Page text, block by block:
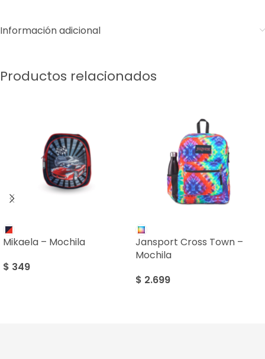
Información adicional
Productos relacionados
Mikaela – Mochila
$ 349
Jansport Cross Town –
Mochila
$ 2.699